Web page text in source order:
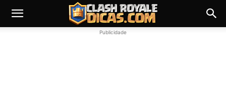
Publicidade